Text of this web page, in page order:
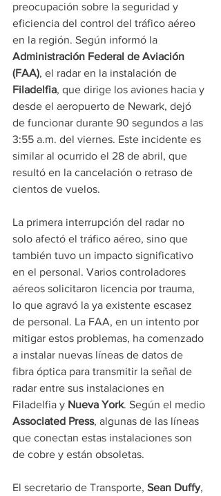
preocupación sobre la seguridad y
eficiencia del control del tráfico aéreo
en la región. Según informó la
Administración Federal de Aviación
(FAA), el radar en la instalación de
Filadelfia, que dirige los aviones hacia y
desde el aeropuerto de Newark, dejó
de funcionar durante 90 segundos a las
3:55 a.m. del viernes. Este incidente es
similar al ocurrido el 28 de abril, que
resultó en la cancelación o retraso de
cientos de vuelos.
La primera interrupción del radar no
solo afectó el tráfico aéreo, sino que
también tuvo un impacto significativo
en el personal. Varios controladores
aéreos solicitaron licencia por trauma,
lo que agravó la ya existente escasez
de personal. La FAA, en un intento por
mitigar estos problemas, ha comenzado
a instalar nuevas líneas de datos de
fibra óptica para transmitir la señal de
radar entre sus instalaciones en
Filadelfia y Nueva York. Según el medio
Associated Press, algunas de las líneas
que conectan estas instalaciones son
de cobre y están obsoletas.
El secretario de Transporte, Sean Duffy,